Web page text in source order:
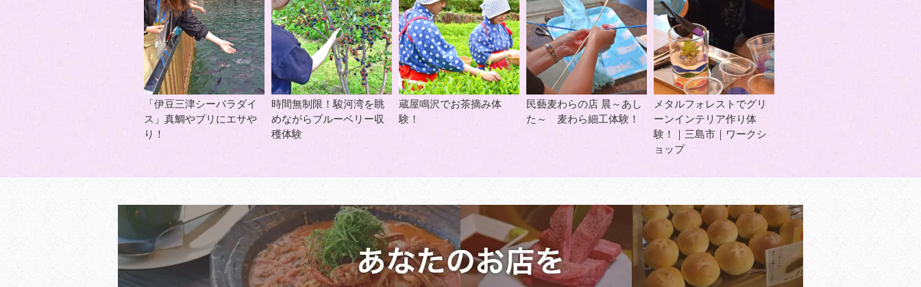
「伊豆三津シーパラダイ
ス」真鯛やブリにエサや
り！
時間無制限！駿河湾を眺
めながらブルーベリー収
穫体験
蔵屋鳴沢でお茶摘み体
験！
民藝麦わらの店 晨～あし
た～ 麦わら細工体験！
メタルフォレストでグリ
ーンインテリア作り体
験！｜三島市｜ワークシ
ョップ